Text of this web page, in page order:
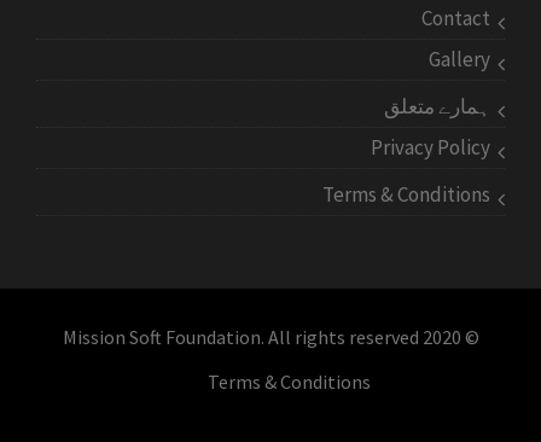
Contact
Gallery
ہمارے متعلق
Privacy Policy
Terms & Conditions
© 2020 Mission Soft Foundation. All rights reserved
Terms & Conditions